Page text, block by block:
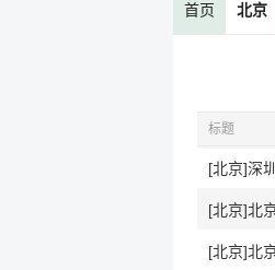
首页 北京
标题
[北京]深
[北京]北
[北京]北